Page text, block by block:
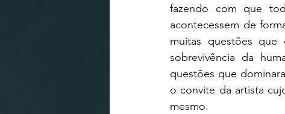
fazendo com que
acontecessem de
muitas questões
sobrevivência da
questões que
o convite da artista
mesmo.